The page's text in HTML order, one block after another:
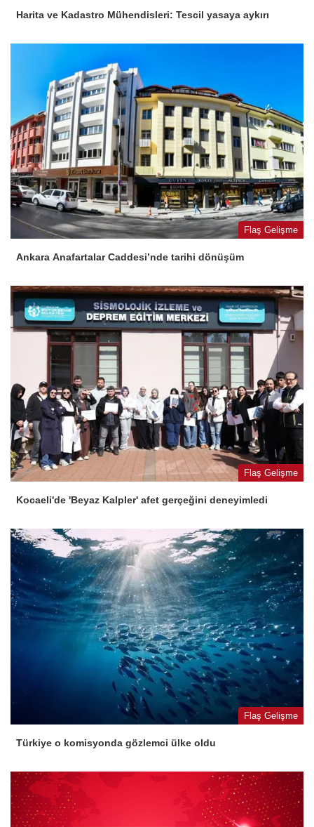
Harita ve Kadastro Mühendisleri: Tescil yasaya aykırı
Flaş Gelişme
Ankara Anafartalar Caddesi’nde tarihi dönüşüm
Flaş Gelişme
Kocaeli'de 'Beyaz Kalpler' afet gerçeğini deneyimledi
Flaş Gelişme
Türkiye o komisyonda gözlemci ülke oldu